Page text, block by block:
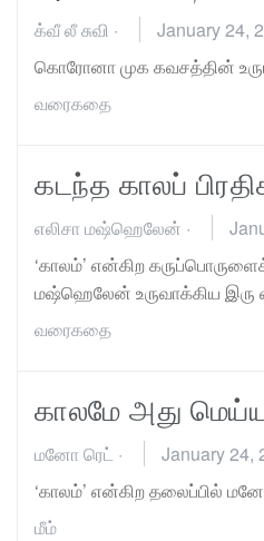
க்வீ லீ சுவி ·
January 24,
கொரோனா முக கவசத்தின்
வரைகதை
கடந்த காலப்
எலிசா மஷ்ஹெலேன் ·
‘காலம்’ என்கிற
மஷ்ஹெலேன் உருவாக்கிய
வரைகதை
காலமே அது
மனோ ரெட் ·
January 24,
‘காலம்’ என்கிற தலைப்பில்
மீம்